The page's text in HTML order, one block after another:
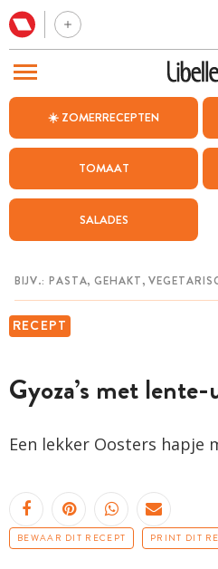
☀️ ZOMERRECEPTEN
TOMAAT
SALADES
RECEPT
Gyoza’s met
Een lekker Oosters hapje
BEWAAR DIT RECEPT PRINT DIT
BEZOEK ONZE ANDERE WEBSITES
WEEKMENU
CHAT MET MAIA
MIJN BEWAARDE RECEPTEN